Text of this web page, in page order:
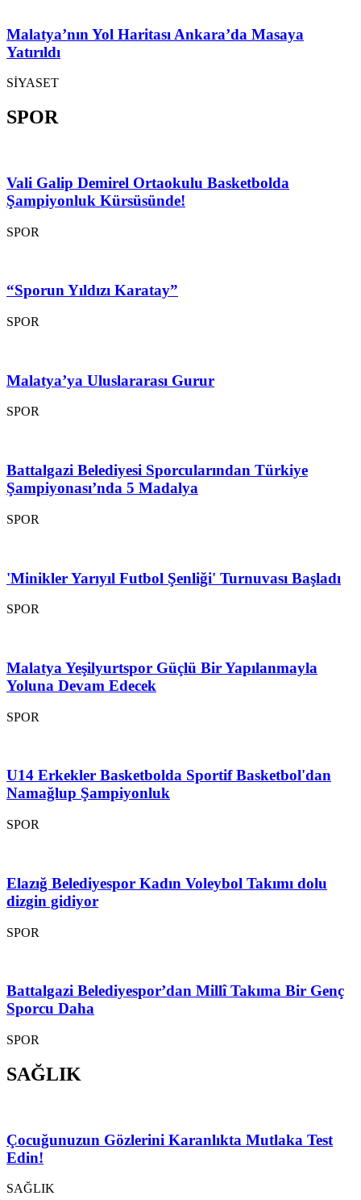
Malatya’nın Yol Haritası Ankara’da Masaya
Yatırıldı
SİYASET
SPOR
Vali Galip Demirel Ortaokulu Basketbolda
Şampiyonluk Kürsüsünde!
SPOR
“Sporun Yıldızı Karatay”
SPOR
Malatya’ya Uluslararası Gurur
SPOR
Battalgazi Belediyesi Sporcularından Türkiye
Şampiyonası’nda 5 Madalya
SPOR
'Minikler Yarıyıl Futbol Şenliği' Turnuvası Başladı
SPOR
Malatya Yeşilyurtspor Güçlü Bir Yapılanmayla
Yoluna Devam Edecek
SPOR
U14 Erkekler Basketbolda Sportif Basketbol'dan
Namağlup Şampiyonluk
SPOR
Elazığ Belediyespor Kadın Voleybol Takımı dolu
dizgin gidiyor
SPOR
Battalgazi Belediyespor’dan Millî Takıma Bir Genç
Sporcu Daha
SPOR
SAĞLIK
Çocuğunuzun Gözlerini Karanlıkta Mutlaka Test
Edin!
SAĞLIK